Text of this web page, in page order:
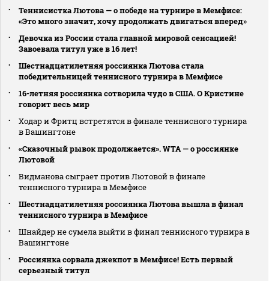
Теннисистка Лютова — о победе на турнире в Мемфисе:
«Это много значит, хочу продолжать двигаться вперед»
Девочка из России стала главной мировой сенсацией!
Завоевала титул уже в 16 лет!
Шестнадцатилетняя россиянка Лютова стала
победительницей теннисного турнира в Мемфисе
16-летняя россиянка сотворила чудо в США. О Кристине
говорит весь мир
Ходар и Фритц встретятся в финале теннисного турнира
в Вашингтоне
«Сказочный рывок продолжается». WTA — о россиянке
Лютовой
Видманова сыграет против Лютовой в финале
теннисного турнира в Мемфисе
Шестнадцатилетняя россиянка Лютова вышла в финал
теннисного турнира в Мемфисе
Шнайдер не сумела выйти в финал теннисного турнира в
Вашингтоне
Россиянка сорвала джекпот в Мемфисе! Есть первый
серьезный титул